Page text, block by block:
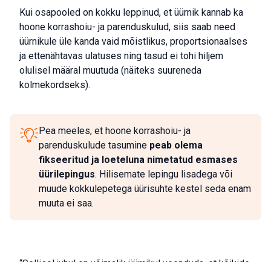
Kui osapooled on kokku leppinud, et üürnik kannab ka
hoone korrashoiu- ja parenduskulud, siis saab need
üürnikule üle kanda vaid mõistlikus, proportsionaalses
ja ettenähtavas ulatuses ning tasud ei tohi hiljem
olulisel määral muutuda (näiteks suureneda
kolmekordseks).
Pea meeles, et hoone korrashoiu- ja
parenduskulude tasumine peab olema
fikseeritud ja loeteluna nimetatud esmases
üürilepingus. Hilisemate lepingu lisadega või
muude kokkulepetega üürisuhte kestel seda enam
muuta ei saa.